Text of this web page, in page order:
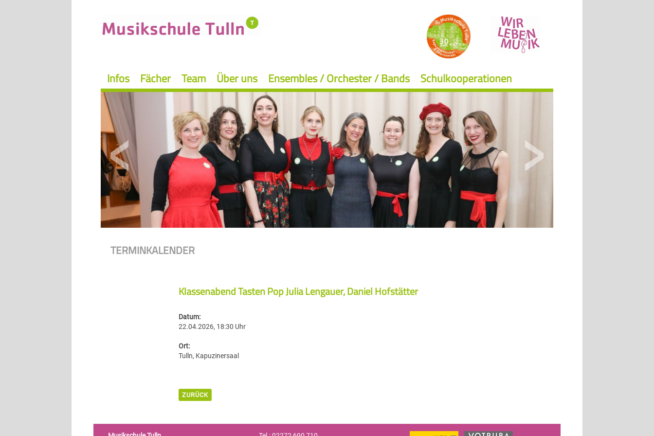
Infos Fächer Team Über uns Ensembles / Orchester / Bands Schulkooperationen
TERMINKALENDER
Klassenabend Tasten Pop Julia Lengauer, Daniel Hofstätter
Datum:
22.04.2026, 18:30 Uhr
Ort:
Tulln, Kapuzinersaal
ZURÜCK